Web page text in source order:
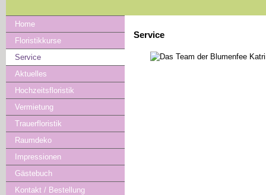
Home
Floristikkurse
Service
Aktuelles
Hochzeitsfloristik
Vermietung
Trauerfloristik
Raumdeko
Impressionen
Gästebuch
Kontakt / Bestellung
Service